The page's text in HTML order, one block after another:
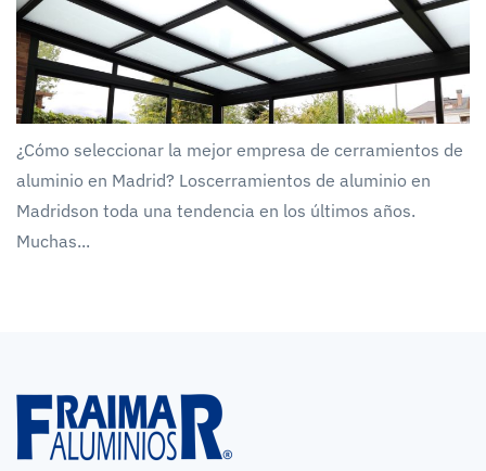
¿Cómo seleccionar la mejor empresa de cerramientos de
aluminio en Madrid? Loscerramientos de aluminio en
Madridson toda una tendencia en los últimos años.
Muchas...